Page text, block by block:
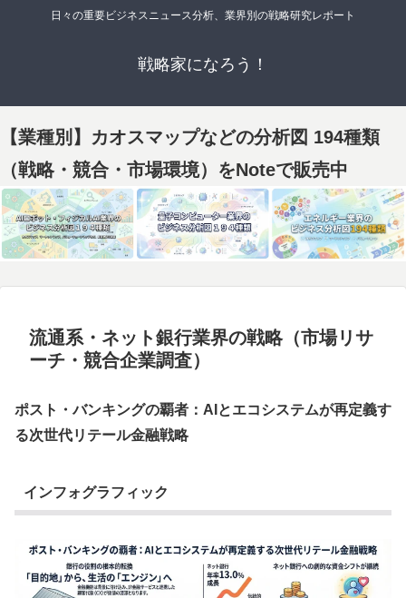
日々の重要ビジネスニュース分析、業界別の戦略研究レポート
戦略家になろう！
【業種別】カオスマップなどの分析図 194種類
（戦略・競合・市場環境）をNoteで販売中
流通系・ネット銀行業界の戦略（市場リサ
ーチ・競合企業調査）
ポスト・バンキングの覇者：AIとエコシステムが再定義す
る次世代リテール金融戦略
インフォグラフィック